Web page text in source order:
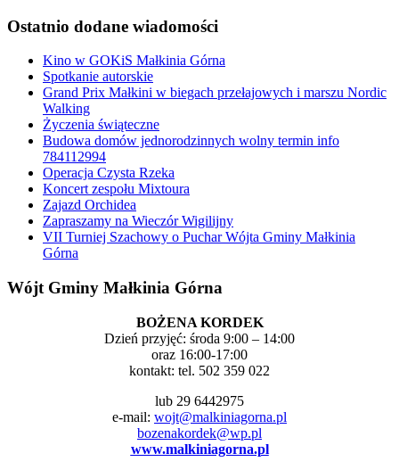
Ostatnio dodane wiadomości
Kino w GOKiS Małkinia Górna
Spotkanie autorskie
Grand Prix Małkini w biegach przełajowych i marszu Nordic
Walking
Życzenia świąteczne
Budowa domów jednorodzinnych wolny termin info
784112994
Operacja Czysta Rzeka
Koncert zespołu Mixtoura
Zajazd Orchidea
Zapraszamy na Wieczór Wigilijny
VII Turniej Szachowy o Puchar Wójta Gminy Małkinia
Górna
Wójt Gminy Małkinia Górna
BOŻENA KORDEK
Dzień przyjęć: środa 9:00 – 14:00
oraz 16:00-17:00
kontakt: tel. 502 359 022
lub 29 6442975
e-mail: wojt@malkiniagorna.pl
bozenakordek@wp.pl
www.malkiniagorna.pl